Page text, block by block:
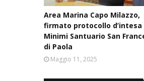
Area Marina Capo Milazzo,
firmato protocollo d’intesa
Minimi Santuario San
di Paola
Maggio 11, 2025